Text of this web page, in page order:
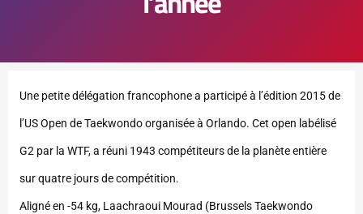
Une petite délégation francophone a participé à l’édition 2015 de
l’US Open de Taekwondo organisée à Orlando. Cet open labélisé
G2 par la WTF, a réuni 1943 compétiteurs de la planète entière
sur quatre jours de compétition.
Aligné en -54 kg, Laachraoui Mourad (Brussels Taekwondo